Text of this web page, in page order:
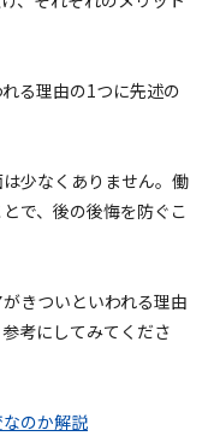
る理由の1つに先述の
少なくありません。働
で、後の後悔を防ぐこ
きついといわれる理由
考にしてみてくださ
のか解説